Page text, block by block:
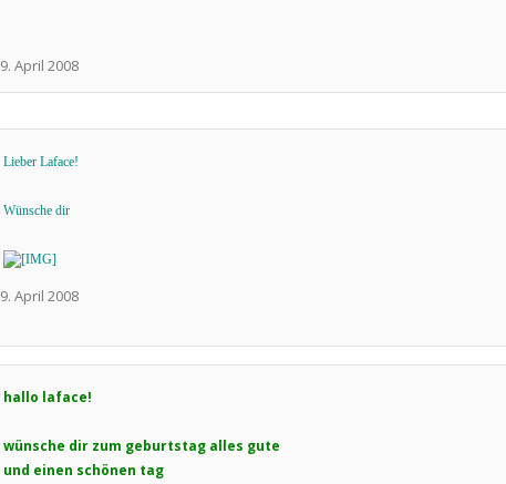
9. April 2008
Lieber Laface!
Wünsche dir
9. April 2008
hallo laface!
wünsche dir zum geburtstag alles gute
und einen schönen tag